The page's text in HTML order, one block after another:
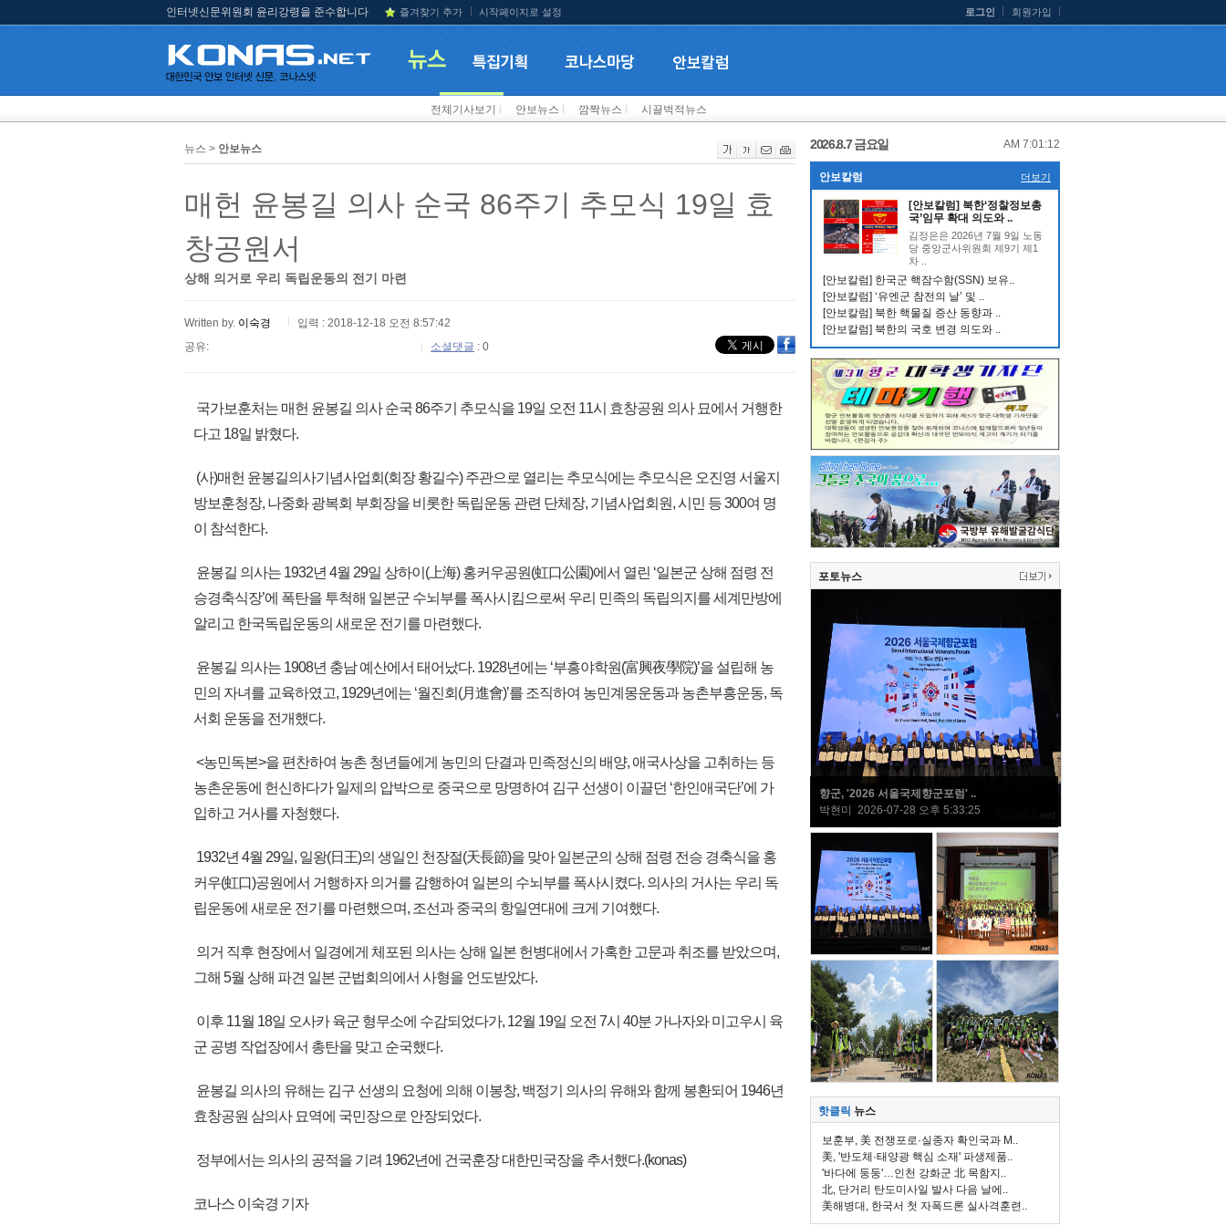
인터넷신문위원회 윤리강령을 준수합니다 즐겨찾기 추가 시작페이지로 설정 로그인 회원가입
전체기사보기 안보뉴스 깜짝뉴스 시끌벅적뉴스
뉴스 > 안보뉴스
매헌 윤봉길 의사 순국 86주기 추모식 19일 효
창공원서
상해 의거로 우리 독립운동의 전기 마련
Written by. 이숙경
입력 : 2018-12-18 오전 8:57:42
공유:
소셜댓글 : 0
국가보훈처는 매헌 윤봉길 의사 순국 86주기 추모식을 19일 오전 11시 효창공원 의사 묘에서 거행한
다고 18일 밝혔다.
(사)매헌 윤봉길의사기념사업회(회장 황길수) 주관으로 열리는 추모식에는 추모식은 오진영 서울지
방보훈청장, 나중화 광복회 부회장을 비롯한 독립운동 관련 단체장, 기념사업회원, 시민 등 300여 명
이 참석한다.
윤봉길 의사는 1932년 4월 29일 상하이(上海) 홍커우공원(虹口公園)에서 열린 ‘일본군 상해 점령 전
승경축식장’에 폭탄을 투척해 일본군 수뇌부를 폭사시킴으로써 우리 민족의 독립의지를 세계만방에
알리고 한국독립운동의 새로운 전기를 마련했다.
윤봉길 의사는 1908년 충남 예산에서 태어났다. 1928년에는 ‘부흥야학원(富興夜學院)’을 설립해 농
민의 자녀를 교육하였고, 1929년에는 ‘월진회(月進會)’를 조직하여 농민계몽운동과 농촌부흥운동, 독
서회 운동을 전개했다.
<농민독본>을 편찬하여 농촌 청년들에게 농민의 단결과 민족정신의 배양, 애국사상을 고취하는 등
농촌운동에 헌신하다가 일제의 압박으로 중국으로 망명하여 김구 선생이 이끌던 ‘한인애국단’에 가
입하고 거사를 자청했다.
1932년 4월 29일, 일왕(日王)의 생일인 천장절(天長節)을 맞아 일본군의 상해 점령 전승 경축식을 홍
커우(虹口)공원에서 거행하자 의거를 감행하여 일본의 수뇌부를 폭사시켰다. 의사의 거사는 우리 독
립운동에 새로운 전기를 마련했으며, 조선과 중국의 항일연대에 크게 기여했다.
의거 직후 현장에서 일경에게 체포된 의사는 상해 일본 헌병대에서 가혹한 고문과 취조를 받았으며,
그해 5월 상해 파견 일본 군법회의에서 사형을 언도받았다.
이후 11월 18일 오사카 육군 형무소에 수감되었다가, 12월 19일 오전 7시 40분 가나자와 미고우시 육
군 공병 작업장에서 총탄을 맞고 순국했다.
윤봉길 의사의 유해는 김구 선생의 요청에 의해 이봉창, 백정기 의사의 유해와 함께 봉환되어 1946년
효창공원 삼의사 묘역에 국민장으로 안장되었다.
정부에서는 의사의 공적을 기려 1962년에 건국훈장 대한민국장을 추서했다.(konas)
코나스 이숙경 기자
2026.8.7 금요일 AM 7:01:12
안보칼럼 더보기
[안보칼럼] 북한‘정찰정보총
국’임무 확대 의도와 ..
김정은은 2026년 7월 9일 노동
당 중앙군사위원회 제9기 제1
차 ..
[안보칼럼] 한국군 핵잠수함(SSN) 보유..
[안보칼럼] ‘유엔군 참전의 날’ 및 ..
[안보칼럼] 북한 핵물질 증산 동향과 ..
[안보칼럼] 북한의 국호 변경 의도와 ..
포토뉴스
향군, '2026 서울국제향군포럼' ..
박현미 2026-07-28 오후 5:33:25
핫클릭 뉴스
보훈부, 美 전쟁포로·실종자 확인국과 M..
美, '반도체·태양광 핵심 소재' 파생제품..
'바다에 둥둥'…인천 강화군 北 목함지..
北, 단거리 탄도미사일 발사 다음 날에..
美해병대, 한국서 첫 자폭드론 실사격훈련..